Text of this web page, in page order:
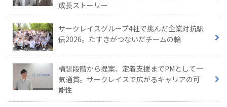
成長ストーリー
サークレイスグループ4社で挑んだ企業対抗駅
伝2026。たすきがつないだチームの輪
構想段階から提案、定着支援までPMとして一
気通貫。サークレイスで広がるキャリアの可
能性